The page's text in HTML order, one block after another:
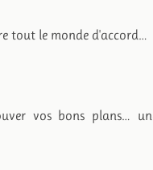
tout le monde d'accord…
vos bons plans…